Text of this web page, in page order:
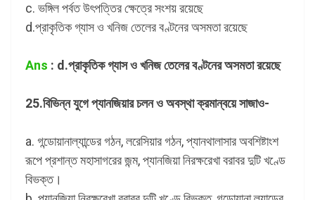
c. ভঙ্গিল পর্বত উৎপত্তির ক্ষেত্রে সংশয় রয়েছে
d.প্রাকৃতিক গ্যাস ও খনিজ তেলের বণ্টনের অসমতা রয়েছে
Ans : d.প্রাকৃতিক গ্যাস ও খনিজ তেলের বণ্টনের অসমতা রয়েছে
25.বিভিন্ন যুগে প্যানজিয়ার চলন ও অবস্থা ক্রমান্বয়ে সাজাও-
a. গন্ডোয়ানাল্যান্ডের গঠন, লরেসিয়ার গঠন, প্যানথালাসার অবশিষ্টাংশ
রূপে প্রশান্ত মহাসাগরের জন্ম, প্যানজিয়া নিরক্ষরেখা বরাবর দুটি খণ্ডে
বিভক্ত।